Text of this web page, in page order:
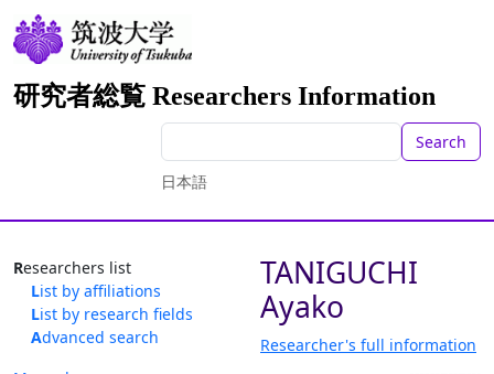
研究者総覧 Researchers Information
Search
日本語
Researchers list
List by affiliations
List by research fields
Advanced search
TANIGUCHI
Ayako
Researcher's full information